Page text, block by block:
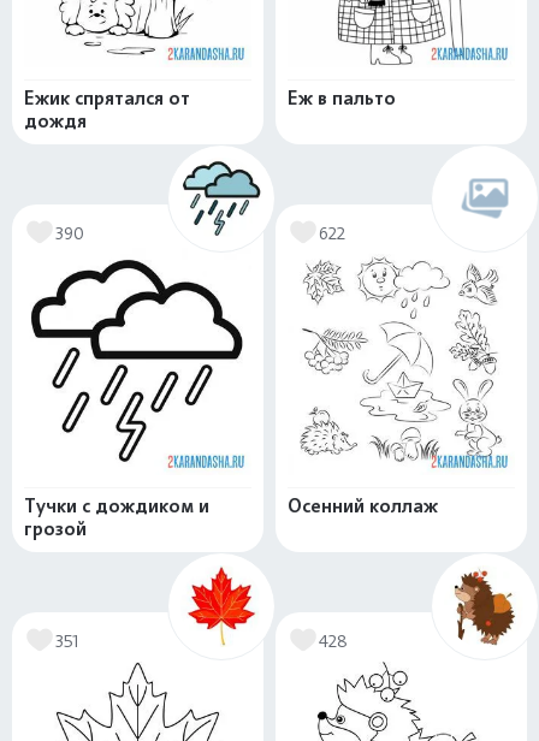
Ежик спрятался от
дождя
Еж в пальто
390
Тучки с дождиком и
грозой
622
Осенний коллаж
351 428